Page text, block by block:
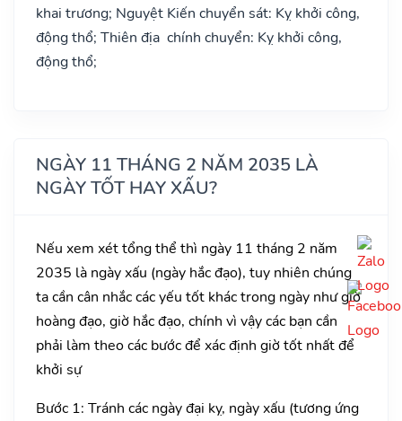
khai trương; Nguyệt Kiến chuyển sát: Kỵ khởi công,
động thổ; Thiên địa chính chuyển: Kỵ khởi công,
động thổ;
NGÀY 11 THÁNG 2 NĂM 2035 LÀ
NGÀY TỐT HAY XẤU?
Nếu xem xét tổng thể thì ngày 11 tháng 2 năm
2035 là ngày xấu (ngày hắc đạo), tuy nhiên chúng
ta cần cân nhắc các yếu tốt khác trong ngày như giờ
hoàng đạo, giờ hắc đạo, chính vì vậy các bạn cần
phải làm theo các bước để xác định giờ tốt nhất để
khởi sự
Bước 1: Tránh các ngày đại kỵ, ngày xấu (tương ứng